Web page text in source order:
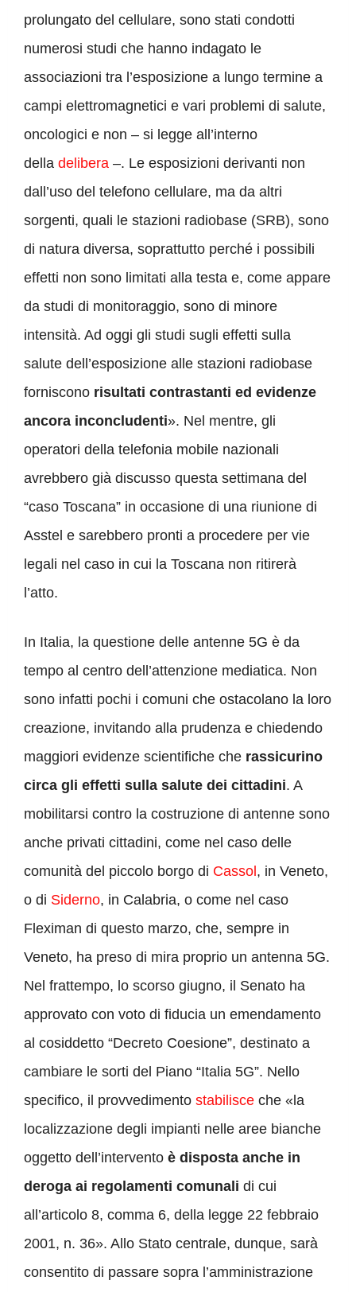
prolungato del cellulare, sono stati condotti
numerosi studi che hanno indagato le
associazioni tra l’esposizione a lungo termine a
campi elettromagnetici e vari problemi di salute,
oncologici e non – si legge all’interno
della delibera –. Le esposizioni derivanti non
dall’uso del telefono cellulare, ma da altri
sorgenti, quali le stazioni radiobase (SRB), sono
di natura diversa, soprattutto perché i possibili
effetti non sono limitati alla testa e, come appare
da studi di monitoraggio, sono di minore
intensità. Ad oggi gli studi sugli effetti sulla
salute dell’esposizione alle stazioni radiobase
forniscono risultati contrastanti ed evidenze
ancora inconcludenti». Nel mentre, gli
operatori della telefonia mobile nazionali
avrebbero già discusso questa settimana del
“caso Toscana” in occasione di una riunione di
Asstel e sarebbero pronti a procedere per vie
legali nel caso in cui la Toscana non ritirerà
l’atto.
In Italia, la questione delle antenne 5G è da
tempo al centro dell’attenzione mediatica. Non
sono infatti pochi i comuni che ostacolano la loro
creazione, invitando alla prudenza e chiedendo
maggiori evidenze scientifiche che rassicurino
circa gli effetti sulla salute dei cittadini. A
mobilitarsi contro la costruzione di antenne sono
anche privati cittadini, come nel caso delle
comunità del piccolo borgo di Cassol, in Veneto,
o di Siderno, in Calabria, o come nel caso
Fleximan di questo marzo, che, sempre in
Veneto, ha preso di mira proprio un antenna 5G.
Nel frattempo, lo scorso giugno, il Senato ha
approvato con voto di fiducia un emendamento
al cosiddetto “Decreto Coesione”, destinato a
cambiare le sorti del Piano “Italia 5G”. Nello
specifico, il provvedimento stabilisce che «la
localizzazione degli impianti nelle aree bianche
oggetto dell’intervento è disposta anche in
deroga ai regolamenti comunali di cui
all’articolo 8, comma 6, della legge 22 febbraio
2001, n. 36». Allo Stato centrale, dunque, sarà
consentito di passare sopra l’amministrazione